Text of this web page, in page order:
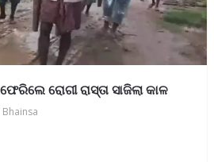
ରୋଗୀ ରାସ୍ତା ସାଜିଲା କାଳ